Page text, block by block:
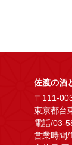
佐渡の酒
〒111-
東京都台
電話/03-
営業時間/